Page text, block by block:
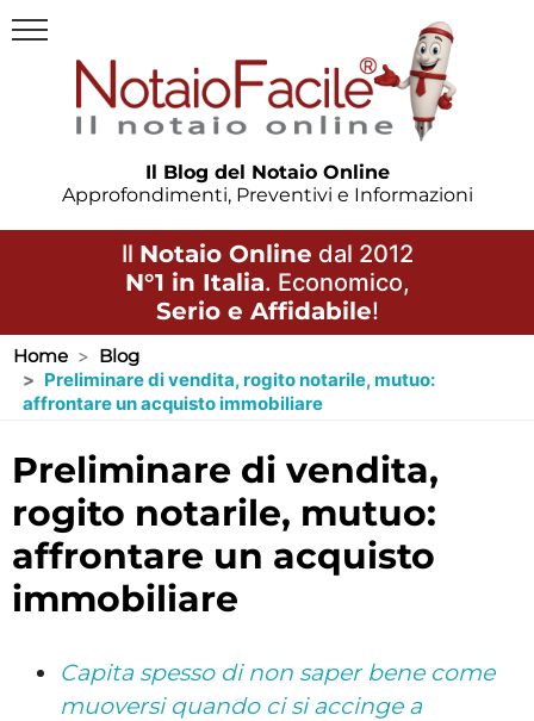
Il Blog del Notaio Online
Approfondimenti, Preventivi e Informazioni
Il Notaio Online dal 2012
N°1 in Italia. Economico,
Serio e Affidabile!
Home
Blog
Preliminare di vendita, rogito notarile, mutuo:
affrontare un acquisto immobiliare
preliminare di vendita,
rogito notarile, mutuo:
affrontare un acquisto
immobiliare
Capita spesso di non saper bene come
muoversi quando ci si accinge a